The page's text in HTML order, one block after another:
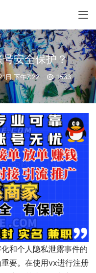
安全保护？
日 下午7:22 1533
和个人隐私泄露事件的
要。在使用vx进行注册